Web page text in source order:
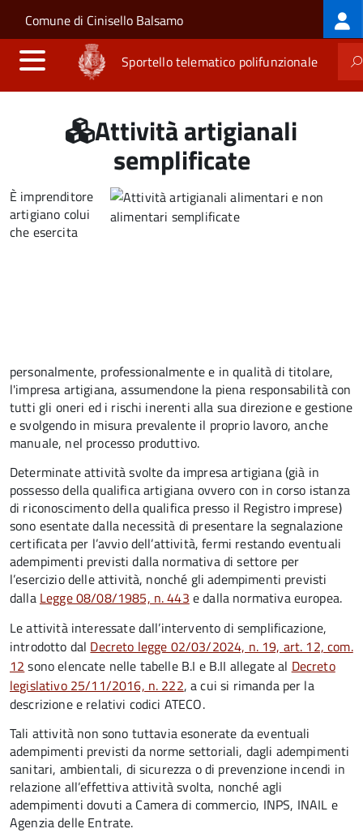
Salta al contenuto principale
Skip to site navigation
Comune di Cinisello Balsamo
Sportello telematico polifunzionale
Attività artigianali
semplificate
È imprenditore
artigiano colui
che esercita
personalmente, professionalmente e in qualità di titolare,
l'impresa artigiana, assumendone la piena responsabilità con
tutti gli oneri ed i rischi inerenti alla sua direzione e gestione
e svolgendo in misura prevalente il proprio lavoro, anche
manuale, nel processo produttivo.
Determinate attività svolte da impresa artigiana (già in
possesso della qualifica artigiana ovvero con in corso istanza
di riconoscimento della qualifica presso il Registro imprese)
sono esentate dalla necessità di presentare la segnalazione
certificata per l’avvio dell’attività, fermi restando eventuali
adempimenti previsti dalla normativa di settore per
l’esercizio delle attività, nonché gli adempimenti previsti
dalla Legge 08/08/1985, n. 443 e dalla normativa europea.
Le attività interessate dall’intervento di semplificazione,
introdotto dal Decreto legge 02/03/2024, n. 19, art. 12, com.
12 sono elencate nelle tabelle B.I e B.II allegate al Decreto
legislativo 25/11/2016, n. 222, a cui si rimanda per la
descrizione e relativi codici ATECO.
Tali attività non sono tuttavia esonerate da eventuali
adempimenti previsti da norme settoriali, dagli adempimenti
sanitari, ambientali, di sicurezza o di prevenzione incendi in
relazione all’effettiva attività svolta, nonché agli
adempimenti dovuti a Camera di commercio, INPS, INAIL e
Agenzia delle Entrate.